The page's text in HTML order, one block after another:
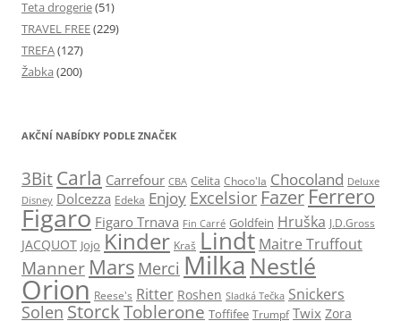
Teta drogerie(51)
TRAVEL FREE(229)
TREFA(127)
Žabka (200)
AKČNÍ NABÍDKY PODLE ZNAČEK
3Bit Carla Carrefour CBA Celita Choco'la Chocoland Deluxe
Disney Dolcezza Edeka Enjoy Excelsior FazerFerrero
Figaro Figaro Trnava Fin Carré Goldfein Hruška J.D.Gross
JACQUOT Jojo Kinder Kraš Lindt Maitre Truffout
Manner Mars Merci MilkaNestlé
Orion Reese's Ritter Roshen Sladká Tečka Snickers
Solen Storck Toblerone Toffifee Trumpf Twix Zora